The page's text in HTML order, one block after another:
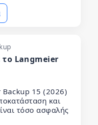
Langmeier
15 (2026)
και
τόσο ασφαλής